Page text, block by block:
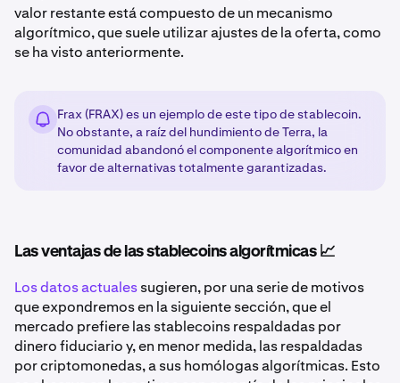
valor restante está compuesto de un mecanismo
algorítmico, que suele utilizar ajustes de la oferta, como
se ha visto anteriormente.
Frax (FRAX) es un ejemplo de este tipo de stablecoin.
No obstante, a raíz del hundimiento de Terra, la
comunidad abandonó el componente algorítmico en
favor de alternativas totalmente garantizadas.
Las ventajas de las stablecoins algorítmicas 📈
Los datos actualessugieren, por una serie de motivos
que expondremos en la siguiente sección, que el
mercado prefiere las stablecoins respaldadas por
dinero fiduciario y, en menor medida, las respaldadas
por criptomonedas, a sus homólogas algorítmicas. Esto